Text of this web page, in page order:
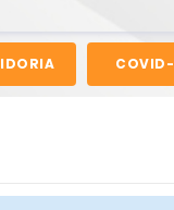
COVID-